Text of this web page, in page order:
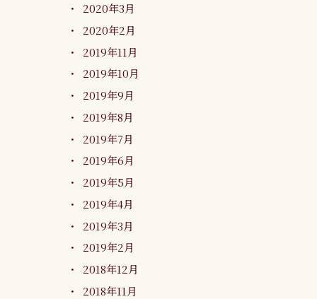
2020年3月
2020年2月
2019年11月
2019年10月
2019年9月
2019年8月
2019年7月
2019年6月
2019年5月
2019年4月
2019年3月
2019年2月
2018年12月
2018年11月